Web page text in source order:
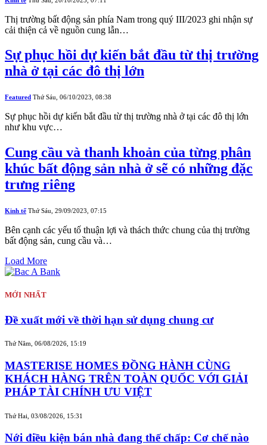
Thị trường bất động sản phía Nam trong quý III/2023 ghi nhận sự
cải thiện cả về nguồn cung lẫn…
Sự phục hồi dự kiến bắt đầu từ thị trường
nhà ở tại các đô thị lớn
Featured Thứ Sáu, 06/10/2023, 08:38
Sự phục hồi dự kiến bắt đầu từ thị trường nhà ở tại các đô thị lớn
như khu vực…
Cung cầu và thanh khoản của từng phân
khúc bất động sản nhà ở sẽ có những đặc
trưng riêng
Kinh tế Thứ Sáu, 29/09/2023, 07:15
Bên cạnh các yếu tố thuận lợi và thách thức chung của thị trường
bất động sản, cung cầu và…
Load More
MỚI NHẤT
Đề xuất mới về thời hạn sử dụng chung cư
Thứ Năm, 06/08/2026, 15:19
MASTERISE HOMES ĐỒNG HÀNH CÙNG
KHÁCH HÀNG TRÊN TOÀN QUỐC VỚI GIẢI
PHÁP TÀI CHÍNH ƯU VIỆT
Thứ Hai, 03/08/2026, 15:31
Nới điều kiện bán nhà đang thế chấp: Cơ chế nào